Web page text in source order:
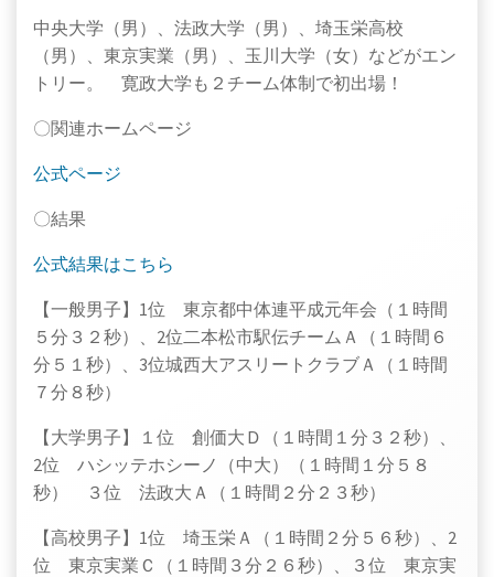
中央大学（男）、法政大学（男）、埼玉栄高校
（男）、東京実業（男）、玉川大学（女）などがエン
トリー。 寛政大学 も２チーム体制で初出場！
〇関連ホームページ
公式ページ
〇結果
公式結果はこちら
【一般男子】1位 東京都中体連平成元年会（１時間
５分３２秒）、2位二本松市駅伝チームＡ（１時間６
分５１秒）、3位城西大アスリートクラブＡ（１時間
７分８秒）
【大学男子】１位 創価大Ｄ（１時間１分３２秒）、
2位 ハシッテホシーノ（中大）（１時間１分５８
秒） ３位 法政大Ａ（１時間２分２３秒）
【高校男子】1位 埼玉栄Ａ（１時間２分５６秒）、2
位 東京実業Ｃ（１時間３分２６秒）、３位 東京実